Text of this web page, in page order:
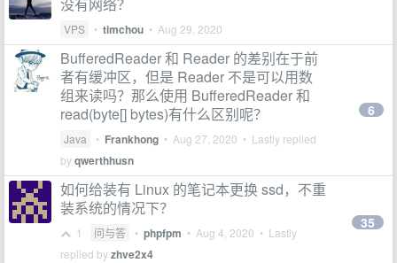
VPS • timchou • Aug 29, 2020
BufferedReader 和 Reader 的差别在于前
者有缓冲区，但是 Reader 不是可以用数
组来读吗？那么使用 BufferedReader 和
read(byte[] bytes)有什么区别呢？
Java • Frankhong • Aug 27, 2020 • Lastly replied
byqwerthhusn
6
如何给装有 Linux 的笔记本更换 ssd，不重
装系统的情况下？
1 问与答 • phpfpm • Aug 4, 2020 • Lastly
replied byzhve2x4
35